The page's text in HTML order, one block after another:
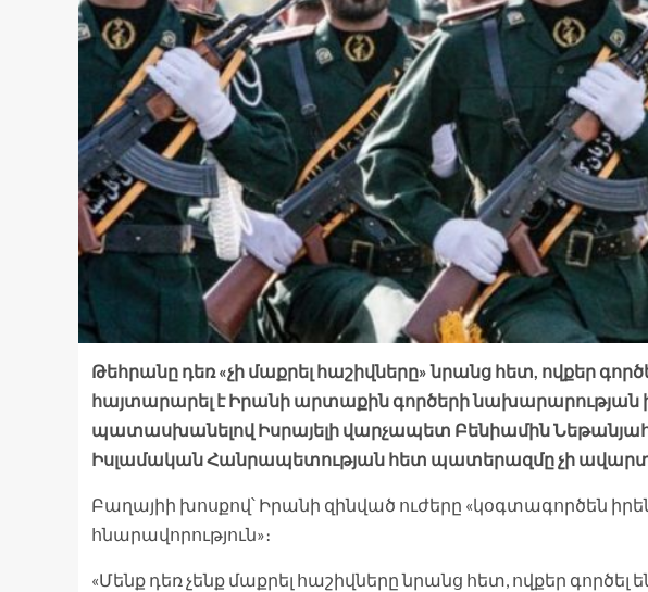
Թեհրանը դեռ «չի մաքրել հաշիվները» նրանց հետ, ովքեր
հայտարարել է Իրանի արտաքին գործերի նախարարության
պատասխանելով Իսրայելի վարչապետ Բենիամին
Իսլամական Հանրապետության հետ պատերազմը չի
Բաղայիի խոսքով՝ Իրանի զինված ուժերը «կօգտագործեն
հնարավորություն»։
«Մենք դեռ չենք մաքրել հաշիվները նրանց հետ, ովքեր գործել